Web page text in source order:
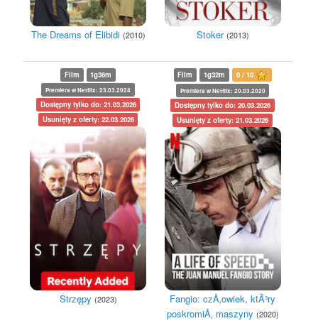
The Dreams of Elibidi (2010) Stoker (2013)
Film 1g36m
Premiera w Netflix: 23.03.2024
Dostępny tylko do: 21.03.2026
Usunięty z oferty: 22.03.2026
Strzępy (2023)
Film 1g32m 0 / 10
Premiera w Netflix: 20.03.2020
Dostępny tylko do: 20.03.2026
Usunięty z oferty: 21.03.2026
Fangio: czÅ‚owiek, ktÃ³ry
poskromiÅ‚ maszyny (2020)